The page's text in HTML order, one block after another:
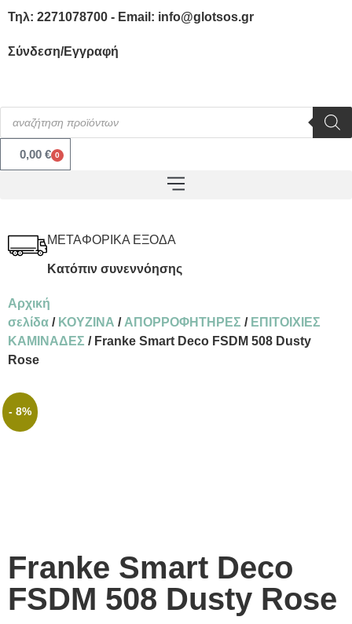
Τηλ: 2271078700 - Email: info@glotsos.gr
Σύνδεση/Εγγραφή
0,00 € 0
ΜΕΤΑΦΟΡΙΚΑ ΕΞΟΔΑ
Κατόπιν συνεννόησης
Αρχική
σελίδα / ΚΟΥΖΙΝΑ / ΑΠΟΡΡΟΦΗΤΗΡΕΣ / ΕΠΙΤΟΙΧΙΕΣ
ΚΑΜΙΝΑΔΕΣ / Franke Smart Deco FSDM 508 Dusty
Rose
- 8%
Franke Smart Deco
FSDM 508 Dusty Rose